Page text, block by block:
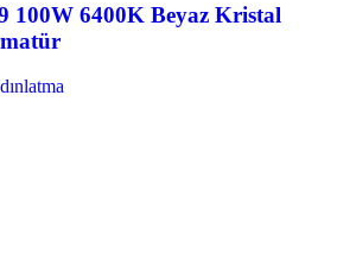
100W 6400K Beyaz Kristal